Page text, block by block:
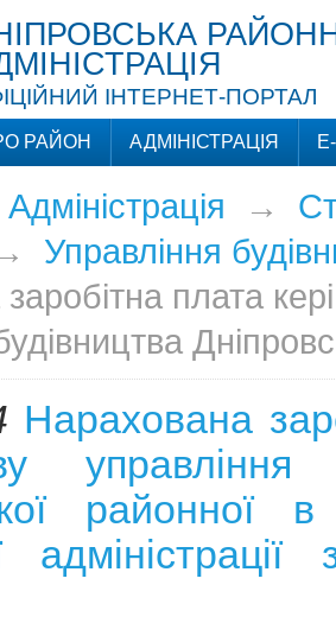
ІНТЕРНЕТ-ПОРТАЛ
РАЙОН АДМІНІСТРАЦІЯ
Адміністрація →
Управління
плата
Нарахована
управління
районної в